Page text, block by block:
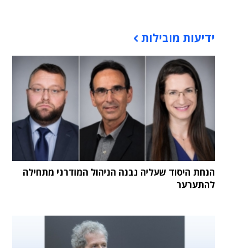
ידיעות מובילות
הנחת היסוד שעליה נבנה הניהול המודרני מתחילה
להתערער